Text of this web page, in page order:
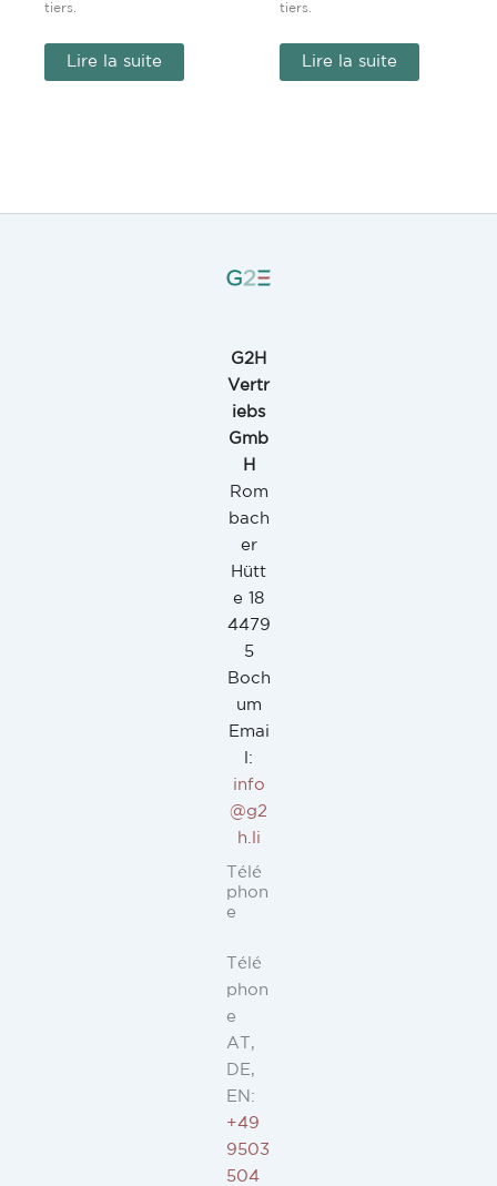
tiers.
Lire la suite
tiers.
Lire la suite
G2H
Vertr
iebs
Gmb
H
Rom
bach
er
Hütt
e 18
4479
5
Boch
um
Emai
l:
info
@g2
h.li
Télé
phon
e
Télé
phon
e
AT,
DE,
EN:
+49
9503
504